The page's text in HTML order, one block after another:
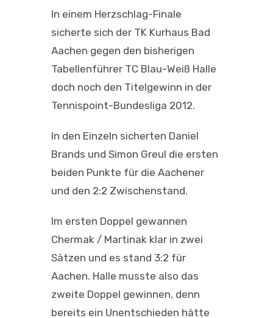
In einem Herzschlag-Finale
sicherte sich der TK Kurhaus Bad
Aachen gegen den bisherigen
Tabellenführer TC Blau-Weiß Halle
doch noch den Titelgewinn in der
Tennispoint-Bundesliga 2012.
In den Einzeln sicherten Daniel
Brands und Simon Greul die ersten
beiden Punkte für die Aachener
und den 2:2 Zwischenstand.
Im ersten Doppel gewannen
Chermak / Martinak klar in zwei
Sätzen und es stand 3:2 für
Aachen. Halle musste also das
zweite Doppel gewinnen, denn
bereits ein Unentschieden hätte